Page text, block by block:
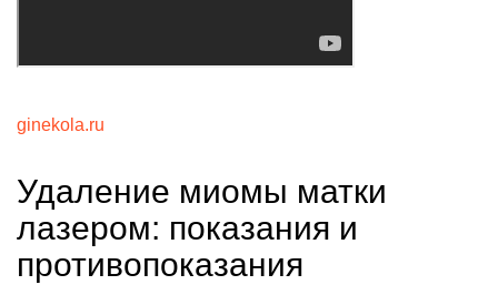
ginekola.ru
Удаление миомы матки
лазером: показания и
противопоказания